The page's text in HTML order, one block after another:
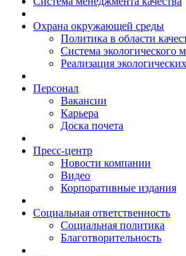
Охрана окружающей среды
Политика в области
Система экологического
Реализация
Персонал
Вакансии
Карьера
Доска почета
Пресс-центр
Новости компании
Видео
Корпоративные издания
Социальная ответственность
Социальная политика
Благотворительность